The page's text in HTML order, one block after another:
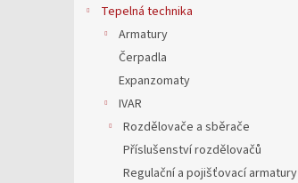
Tepelná technika
Armatury
Čerpadla
Expanzomaty
IVAR
Rozdělovače a sběrače
Příslušenství rozdělovačů
Regulační a pojišťovací armatury